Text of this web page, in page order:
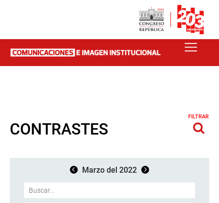
CONTRASTES
FILTRAR
Marzo del 2022